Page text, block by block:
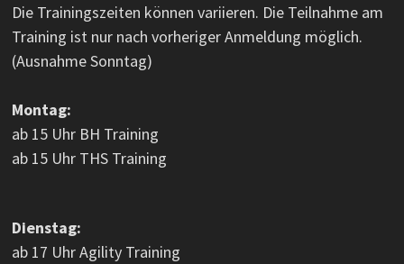
Die Trainingszeiten können variieren. Die Teilnahme am
Training ist nur nach vorheriger Anmeldung möglich.
(Ausnahme Sonntag)
Montag:
ab 15 Uhr BH Training
ab 15 Uhr THS Training
Dienstag:
ab 17 Uhr Agility Training